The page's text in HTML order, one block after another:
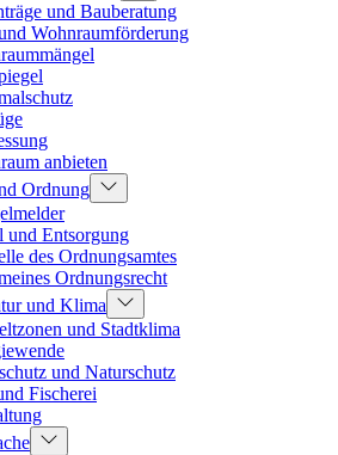
und Bauberatung
Wohnraumförderung
anbieten
Ordnung
und Entsorgung
des Ordnungsamtes
Ordnungsrecht
und Klima
und Stadtklima
und Naturschutz
Fischerei